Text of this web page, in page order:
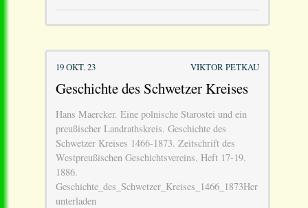
19 OKT. 23 VIKTOR PETKAU
Geschichte des Schwetzer Kreises
Hans Maercker. Eine polnische Starostei und ein
preußischer Landrathskreis. Geschichte des
Schwetzer Kreises 1466-1873. Zeitschrift des
Westpreußischen Geschichtsvereins. Heft 17-19.
1886.
Geschichte_des_Schwetzer_Kreises_1466_1873Her
unterladen